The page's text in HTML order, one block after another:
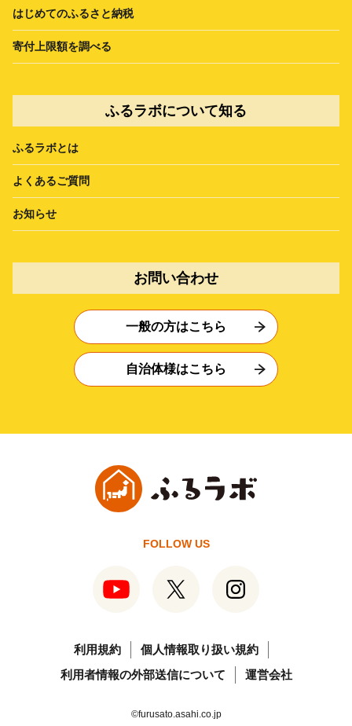
はじめてのふるさと納税
寄付上限額を調べる
ふるラボについて知る
ふるラボとは
よくあるご質問
お知らせ
お問い合わせ
一般の方はこちら
自治体様はこちら
FOLLOW US
利用規約
個人情報取り扱い規約
利用者情報の外部送信について
運営会社
©furusato.asahi.co.jp